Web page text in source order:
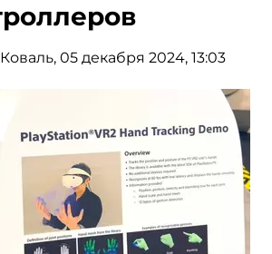
, 05 декабря 2024, 13:03